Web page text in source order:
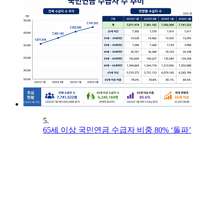
5.
65세 이상 국민연금 수급자 비중 80% ‘돌파’